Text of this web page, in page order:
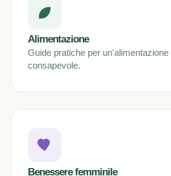
Alimentazione
Guide pratiche per
consapevole.
Benessere femminile